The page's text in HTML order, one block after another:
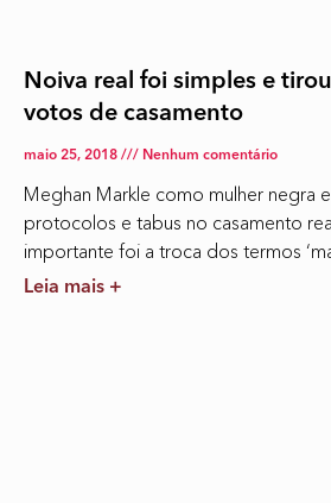
Noiva real foi simples e
votos de casamento
maio 25, 2018 Nenhum comentário
Meghan Markle como mulher negra
protocolos e tabus no casamento
importante foi a troca dos termos
Leia mais +